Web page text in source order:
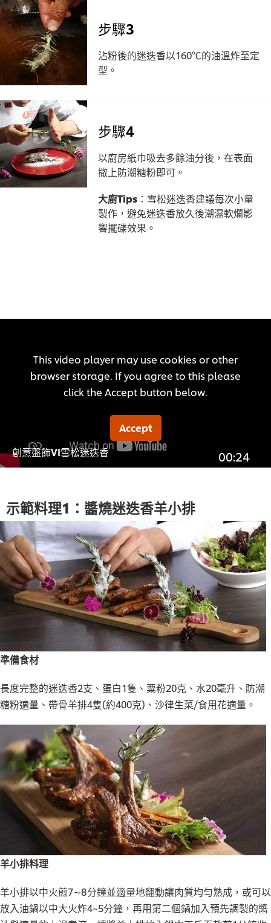
步驟3
沾粉後的迷迭香以160℃的油溫炸至定
型。
步驟4
以廚房紙巾吸去多餘油分後，在表面
撒上防潮糖粉即可。
大廚Tips ：雪松迷迭香建議每次小量
製作，避免迷迭香放久後潮濕軟爛影
響擺碟效果。
This video player may use cookies or other
browser storage. If you agree to this please
click the Accept button below.
Accept
創意盤飾VI雪松迷迭香 00:24
示範料理1：醬燒迷迭香羊小排
準備食材
長度完整的迷迭香2支、蛋白1隻、粟粉20克、水20毫升、防潮
糖粉適量、帶骨羊排4隻(約400克)、沙律生菜/食用花適量。
羊小排料理
羊小排以中火煎7∼8分鐘並適量地翻動讓肉質均勻熟成，或可以
放入油鍋以中大火炸4~5分鐘，再用第二個鍋加入預先調製的醬